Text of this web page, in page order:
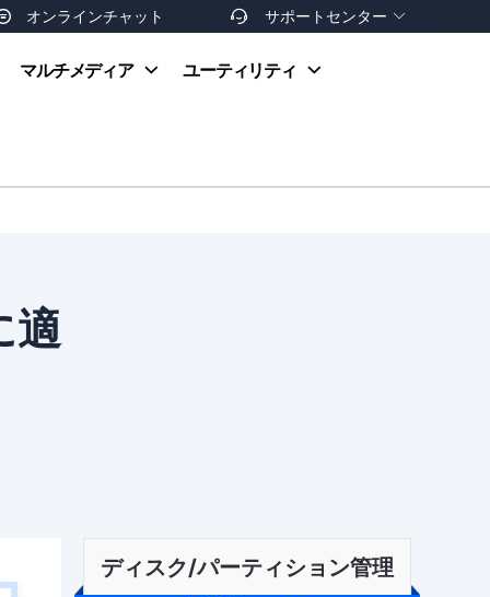
オンラインチャット  サポートセンター 
お支払い方法
マルチメディア ユーティリティ
適
ディスク/パーティション管理